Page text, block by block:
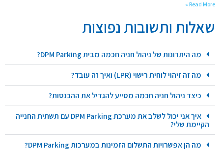
Read More »
שאלות ותשובות נפוצות
מה היתרונות של ניהול חניה חכמה מבית DPM Parking?
מה זה זיהוי לוחית רישוי (LPR) ואיך זה עובד?
כיצד ניהול חניה חכמה מסייע להגדיל את ההכנסות?
איך אני יכול לשלב את מערכת DPM Parking עם תשתית החנייה
הקיימת שלי?
מה הן אפשרויות התשלום הזמינות במערכות DPM Parking?